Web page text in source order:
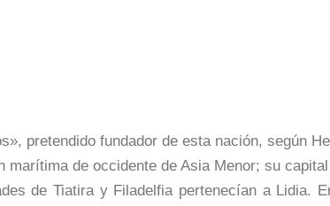
pretendido fundador de esta nación, según
marítima de occidente de Asia Menor; su
de Tiatira y Filadelfia pertenecían a Lidia.